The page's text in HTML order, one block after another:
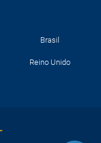
Brasil
Reino Unido